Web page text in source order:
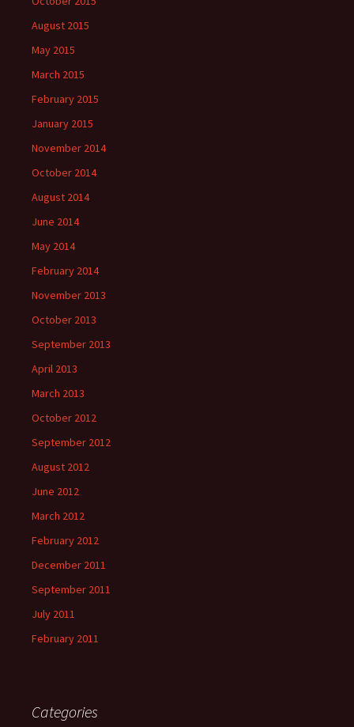
August 2015
May 2015
March 2015
February 2015
January 2015
November 2014
October 2014
August 2014
June 2014
May 2014
February 2014
November 2013
October 2013
September 2013
April 2013
March 2013
October 2012
September 2012
August 2012
June 2012
March 2012
February 2012
December 2011
September 2011
July 2011
February 2011
Categories